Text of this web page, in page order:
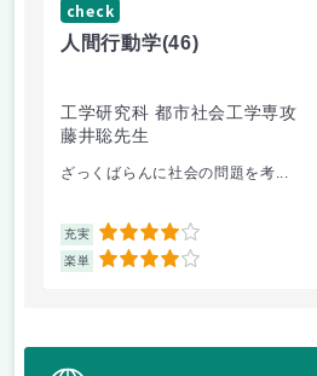
check
人間行動学(46)
工学研究科 都市社会工学専攻
藤井聡先生
ざっくばらんに社会の問題を考...
充実 4
楽単 4